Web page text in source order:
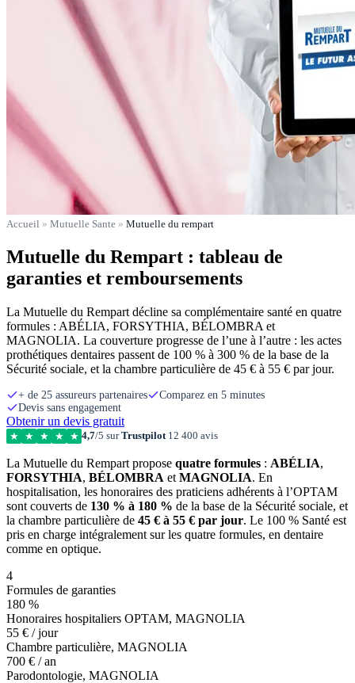
Accueil » Mutuelle Sante » Mutuelle du rempart
Mutuelle du Rempart : tableau de
garanties et remboursements
La Mutuelle du Rempart décline sa complémentaire santé en quatre
formules : ABÉLIA, FORSYTHIA, BÉLOMBRA et
MAGNOLIA. La couverture progresse de l’une à l’autre : les actes
prothétiques dentaires passent de 100 % à 300 % de la base de la
Sécurité sociale, et la chambre particulière de 45 € à 55 € par jour.
+ de 25 assureurs partenaires
Comparez en 5 minutes
Devis sans engagement
Obtenir un devis gratuit
★ ★ ★ ★ ★ 4,7/5 surTrustpilot12 400 avis
La Mutuelle du Rempart propose quatre formules : ABÉLIA,
FORSYTHIA, BÉLOMBRA et MAGNOLIA. En
hospitalisation, les honoraires des praticiens adhérents à l’OPTAM
sont couverts de 130 % à 180 % de la base de la Sécurité sociale, et
la chambre particulière de 45 € à 55 € par jour. Le 100 % Santé est
pris en charge intégralement sur les quatre formules, en dentaire
comme en optique.
4
Formules de garanties
180 %
Honoraires hospitaliers OPTAM, MAGNOLIA
55 € / jour
Chambre particulière, MAGNOLIA
700 € / an
Parodontologie, MAGNOLIA